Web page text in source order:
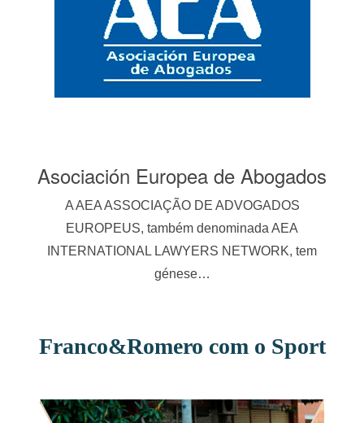
Asociación Europea de Abogados
A AEA ASSOCIAÇÃO DE ADVOGADOS
EUROPEUS, também denominada AEA
INTERNATIONAL LAWYERS NETWORK, tem
génese…
Franco&Romero com o Sport